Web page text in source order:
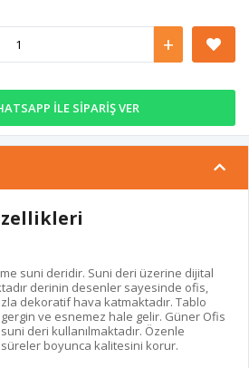
+
İLE SİPARİŞ VER
suni deridir. Suni deri üzerine dijital
derinin desenler sayesinde ofis,
dekoratif hava katmaktadır. Tablo
ve esnemez hale gelir. Güner Ofis
deri kullanılmaktadır. Özenle
boyunca kalitesini korur.